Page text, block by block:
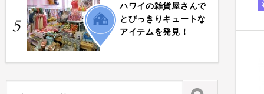
5
LIFE
ハワイの雑貨屋さんで
とびっきりキュートな
アイテムを発見！